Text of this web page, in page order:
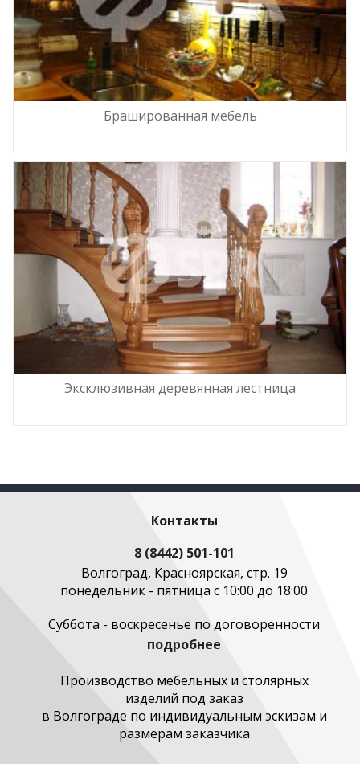
Брашированная мебель
Эксклюзивная деревянная лестница
Контакты
8 (8442) 501-101
Волгоград, Красноярская, стр. 19
понедельник - пятница с 10:00 до 18:00
Суббота - воскресенье по договоренности
подробнее
Производство мебельных и столярных
изделий под заказ
в Волгограде по индивидуальным эскизам и
размерам заказчика